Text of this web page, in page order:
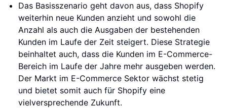
Das Basisszenario geht davon aus, dass Shopify
weiterhin neue Kunden anzieht und sowohl die
Anzahl als auch die Ausgaben der bestehenden
Kunden im Laufe der Zeit steigert. Diese Strategie
beinhaltet auch, dass die Kunden im E-Commerce-
Bereich im Laufe der Jahre mehr ausgeben werden.
Der Markt im E-Commerce Sektor wächst stetig
und bietet somit auch für Shopify eine
vielversprechende Zukunft.